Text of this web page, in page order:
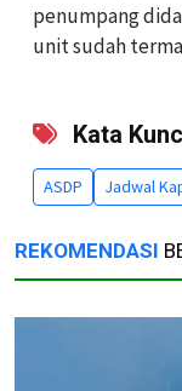
penumpang
unit sudah
Kata
ASDP Jadwal
REKOMENDASI